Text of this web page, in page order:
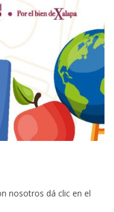
nosotros dá clic en el